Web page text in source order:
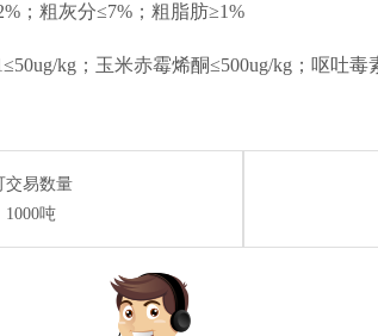
； 粗灰分≤7%； 粗脂肪≥1%
50ug/kg； 玉米赤霉烯酮≤500ug/kg； 呕吐毒
交易数量
1000吨